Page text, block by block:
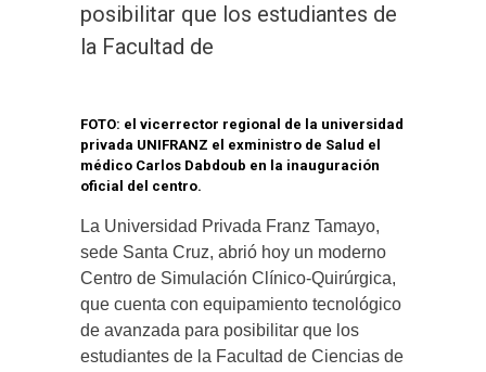
posibilitar que los estudiantes de
la Facultad de
FOTO: el vicerrector regional de la universidad
privada UNIFRANZ el exministro de Salud el
médico Carlos Dabdoub en la inauguración
oficial del centro.
La Universidad Privada Franz Tamayo,
sede Santa Cruz, abrió hoy un moderno
Centro de Simulación Clínico-Quirúrgica,
que cuenta con equipamiento tecnológico
de avanzada para posibilitar que los
estudiantes de la Facultad de Ciencias de